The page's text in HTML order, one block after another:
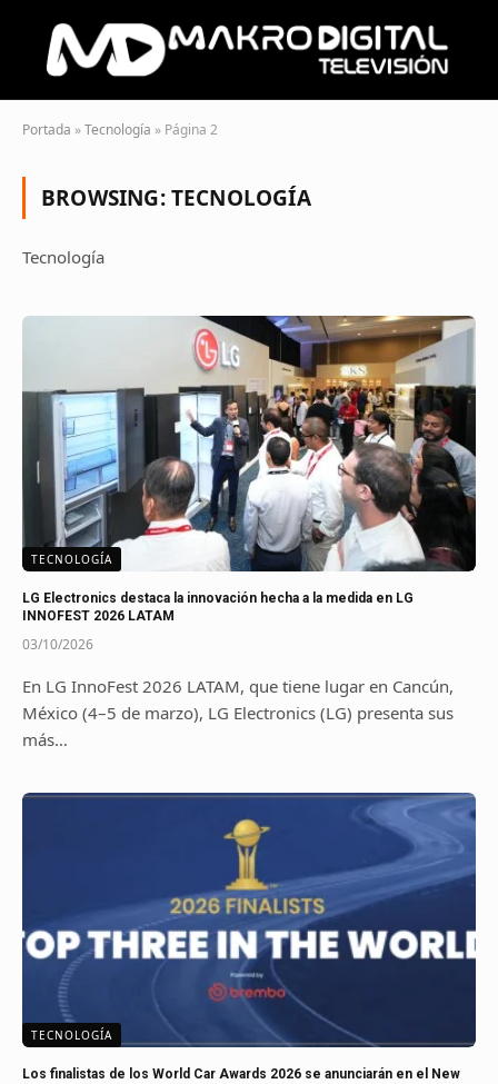
Portada »Tecnología » Página 2
BROWSING:TECNOLOGÍA
Tecnología
TECNOLOGÍA
LG Electronics destaca la innovación hecha a la medida en LG
INNOFEST 2026 LATAM
03/10/2026
En LG InnoFest 2026 LATAM, que tiene lugar en Cancún,
México (4–5 de marzo), LG Electronics (LG) presenta sus
más…
TECNOLOGÍA
Los finalistas de los World Car Awards 2026 se anunciarán en el New